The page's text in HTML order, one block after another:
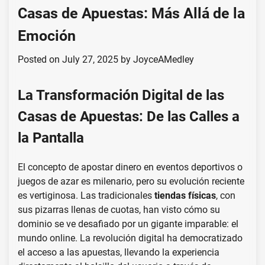
Casas de Apuestas: Más Allá de la
Emoción
Posted on July 27, 2025 by JoyceAMedley
La Transformación Digital de las
Casas de Apuestas: De las Calles a
la Pantalla
El concepto de apostar dinero en eventos deportivos o
juegos de azar es milenario, pero su evolución reciente
es vertiginosa. Las tradicionales tiendas físicas, con
sus pizarras llenas de cuotas, han visto cómo su
dominio se ve desafiado por un gigante imparable: el
mundo online. La revolución digital ha democratizado
el acceso a las apuestas, llevando la experiencia